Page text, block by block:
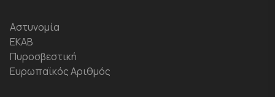
Αστυνομία
ΕΚΑΒ
Πυροσβεστική
Ευρωπαϊκός Αριθμός